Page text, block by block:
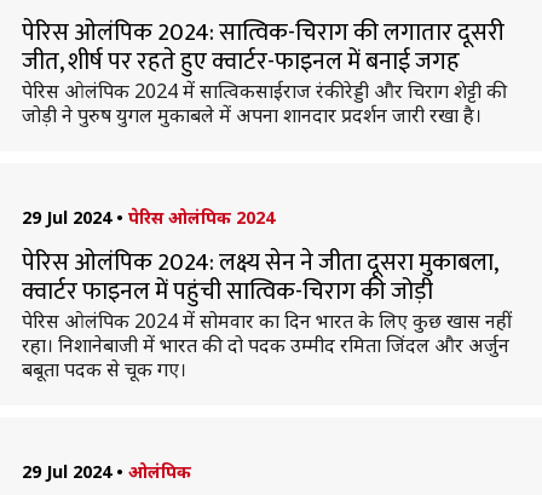
पेरिस ओलंपिक 2024: सात्विक-चिराग की लगातार दूसरी
जीत, शीर्ष पर रहते हुए क्वार्टर-फाइनल में बनाई जगह
पेरिस ओलंपिक 2024 में सात्विकसाईराज रंकीरेड्डी और चिराग शेट्टी की
जोड़ी ने पुरुष युगल मुकाबले में अपना शानदार प्रदर्शन जारी रखा है।
29 Jul 2024 • पेरिस ओलंपिक 2024
पेरिस ओलंपिक 2024: लक्ष्य सेन ने जीता दूसरा मुकाबला,
क्वार्टर फाइनल में पहुंची सात्विक-चिराग की जोड़ी
पेरिस ओलंपिक 2024 में सोमवार का दिन भारत के लिए कुछ खास नहीं
रहा। निशानेबाजी में भारत की दो पदक उम्मीद रमिता जिंदल और अर्जुन
बबूता पदक से चूक गए।
29 Jul 2024 • ओलंपिक